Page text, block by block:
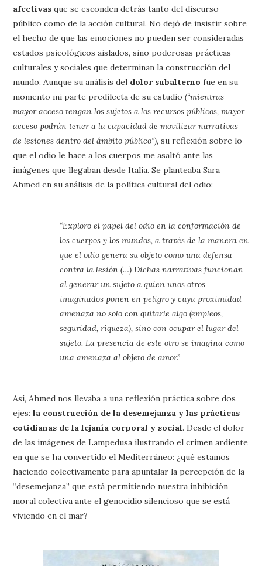
afectivas que se esconden detrás tanto del discurso
público como de la acción cultural. No dejó de insistir sobre
el hecho de que las emociones no pueden ser consideradas
estados psicológicos aislados, sino poderosas prácticas
culturales y sociales que determinan la construcción del
mundo. Aunque su análisis del dolor subalterno fue en su
momento mi parte predilecta de su estudio(“mientras
mayor acceso tengan los sujetos a los recursos públicos, mayor
acceso podrán tener a la capacidad de movilizar narrativas
de lesiones dentro del ámbito público”), su reflexión sobre lo
que el odio le hace a los cuerpos me asaltó ante las
imágenes que llegaban desde Italia. Se planteaba Sara
Ahmed en su análisis de la política cultural del odio:
“Exploro el papel del odio en la conformación de
los cuerpos y los mundos, a través de la manera en
que el odio genera su objeto como una defensa
contra la lesión (…) Dichas narrativas funcionan
al generar un sujeto a quien unos otros
imaginados ponen en peligro y cuya proximidad
amenaza no solo con quitarle algo (empleos,
seguridad, riqueza), sino con ocupar el lugar del
sujeto. La presencia de este otro se imagina como
una amenaza al objeto de amor.”
Así, Ahmed nos llevaba a una reflexión práctica sobre dos
ejes:la construcción de la desemejanza y las prácticas
cotidianas de la lejanía corporal y social. Desde el dolor
de las imágenes de Lampedusa ilustrando el crimen ardiente
en que se ha convertido el Mediterráneo: ¿qué estamos
haciendo colectivamente para apuntalar la percepción de la
“desemejanza” que está permitiendo nuestra inhibición
moral colectiva ante el genocidio silencioso que se está
viviendo en el mar?